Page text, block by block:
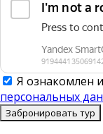
Я ознакомлен и
персональных
Забронировать тур